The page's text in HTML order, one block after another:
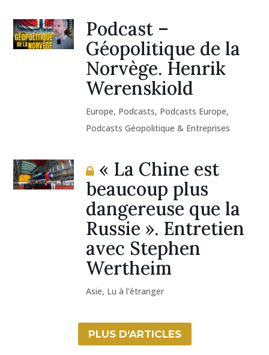
Podcast –
Géopolitique de la
Norvège. Henrik
Werenskiold
Europe, Podcasts, Podcasts Europe,
Podcasts Géopolitique & Entreprises
« La Chine est
beaucoup plus
dangereuse que la
Russie ». Entretien
avec Stephen
Wertheim
Asie, Lu à l'étranger
PLUS D‘ARTICLES